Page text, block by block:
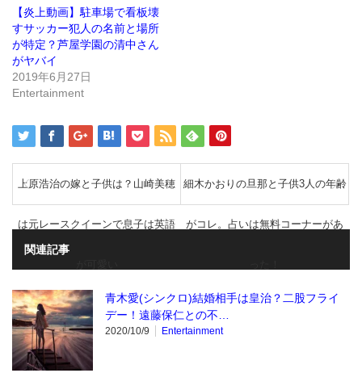
ま
す)
ウ
ィ
ン
ド
ウ
き
ま
す)
【炎上動画】駐車場で看板壊
すサッカー犯人の名前と場所
が特定？芦屋学園の清中さん
がヤバイ
2019年6月27日
Entertainment
上原浩治の嫁と子供は？山崎美穂
は元レースクイーンで息子は英語
細木かおりの旦那と子供3人の年齢
がコレ。占いは無料コーナーがあ
関連記事
青木愛(シンクロ)結婚相手は皇治？二股フライ
デー！遠藤保仁との不…
2020/10/9 Entertainment